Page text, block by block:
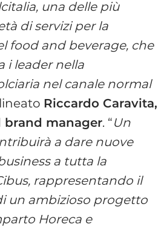
una delle più
di servizi per la
food and beverage, che
i leader nella
nel canale normal
Riccardo Caravita,
brand manager. “Un
a dare nuove
a tutta la
rappresentando il
un ambizioso progetto
Horeca e